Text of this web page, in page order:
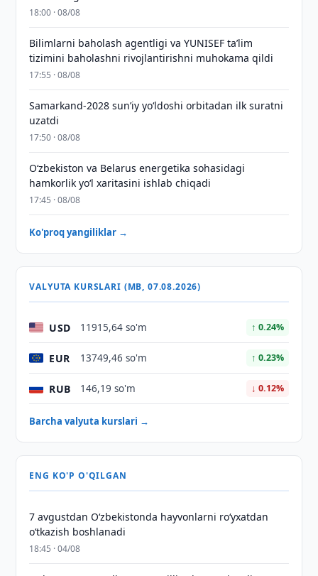
18:00 · 08/08
Bilimlarni baholash agentligi va YUNISEF taʼlim
tizimini baholashni rivojlantirishni muhokama qildi
17:55 · 08/08
Samarkand-2028 sunʼiy yo‘ldoshi orbitadan ilk suratni
uzatdi
17:50 · 08/08
Oʻzbekiston va Belarus energetika sohasidagi
hamkorlik yoʻl xaritasini ishlab chiqadi
17:45 · 08/08
Ko'proq yangiliklar →
VALYUTA KURSLARI (MB, 07.08.2026)
USD 11915,64 so'm ↑ 0.24%
EUR 13749,46 so'm ↑ 0.23%
RUB 146,19 so'm ↓ 0.12%
Barcha valyuta kurslari →
ENG KO'P O'QILGAN
7 avgustdan O‘zbekistonda hayvonlarni ro‘yxatdan
o‘tkazish boshlanadi
18:45 · 04/08